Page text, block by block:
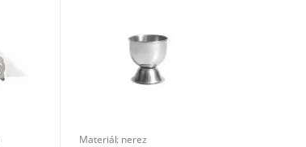
Materiál: nerez